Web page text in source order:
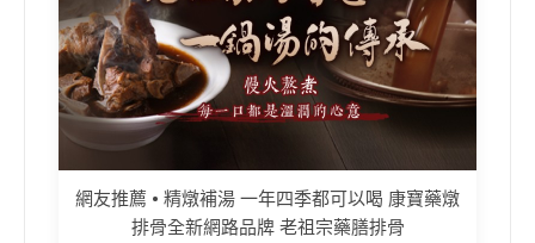
網友推薦 • 精燉補湯 一年四季都可以喝 康寶藥燉
排骨全新網路品牌 老祖宗藥膳排骨